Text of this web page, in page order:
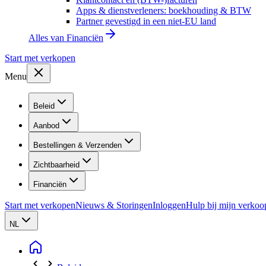
Apps & dienstverleners: boekhouding & BTW
Partner gevestigd in een niet-EU land
Alles van Financiën
Start met verkopen
Menu
Beleid
Aanbod
Bestellingen & Verzenden
Zichtbaarheid
Financiën
Start met verkopenNieuws & StoringenInloggenHulp bij mijn
NL